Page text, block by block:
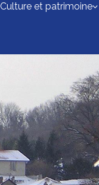
Culture et patrimoine